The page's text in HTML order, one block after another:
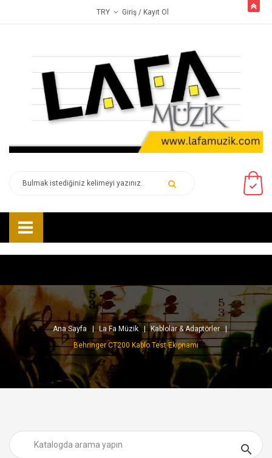
TRY Giriş / Kayıt Ol
Ana Sayfa La Fa Müzik
Kablolar & Adaptörler
Behringer CT200 Kablo Test Ekipnamı
